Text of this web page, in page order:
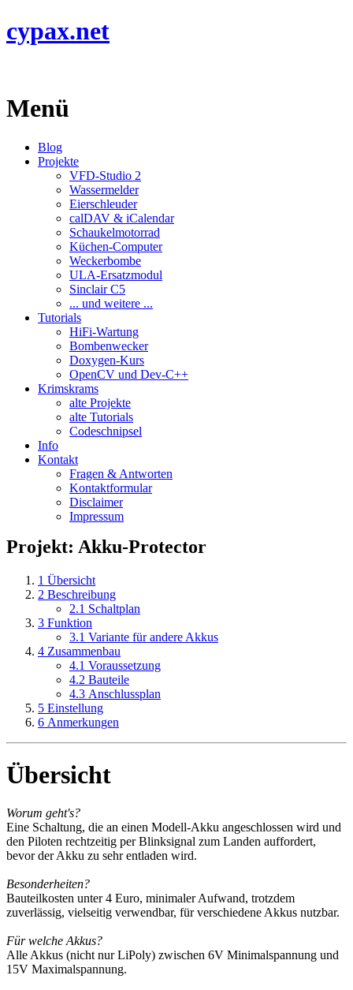
cypax.net
Menü
Blog
Projekte
VFD-Studio 2
Wassermelder
Eierschleuder
calDAV & iCalendar
Schaukelmotorrad
Küchen-Computer
Weckerbombe
ULA-Ersatzmodul
Sinclair C5
... und weitere ...
Tutorials
HiFi-Wartung
Bombenwecker
Doxygen-Kurs
OpenCV und Dev-C++
Krimskrams
alte Projekte
alte Tutorials
Codeschnipsel
Info
Kontakt
Fragen & Antworten
Kontaktformular
Disclaimer
Impressum
Projekt: Akku-Protector
1 Übersicht
2 Beschreibung
2.1 Schaltplan
3 Funktion
3.1 Variante für andere Akkus
4 Zusammenbau
4.1 Voraussetzung
4.2 Bauteile
4.3 Anschlussplan
5 Einstellung
6 Anmerkungen
Übersicht
Worum geht's?
Eine Schaltung, die an einen Modell-Akku angeschlossen wird und
den Piloten rechtzeitig per Blinksignal zum Landen auffordert,
bevor der Akku zu sehr entladen wird.
Besonderheiten?
Bauteilkosten unter 4 Euro, minimaler Aufwand, trotzdem
zuverlässig, vielseitig verwendbar, für verschiedene Akkus nutzbar.
Für welche Akkus?
Alle Akkus (nicht nur LiPoly) zwischen 6V Minimalspannung und
15V Maximalspannung.